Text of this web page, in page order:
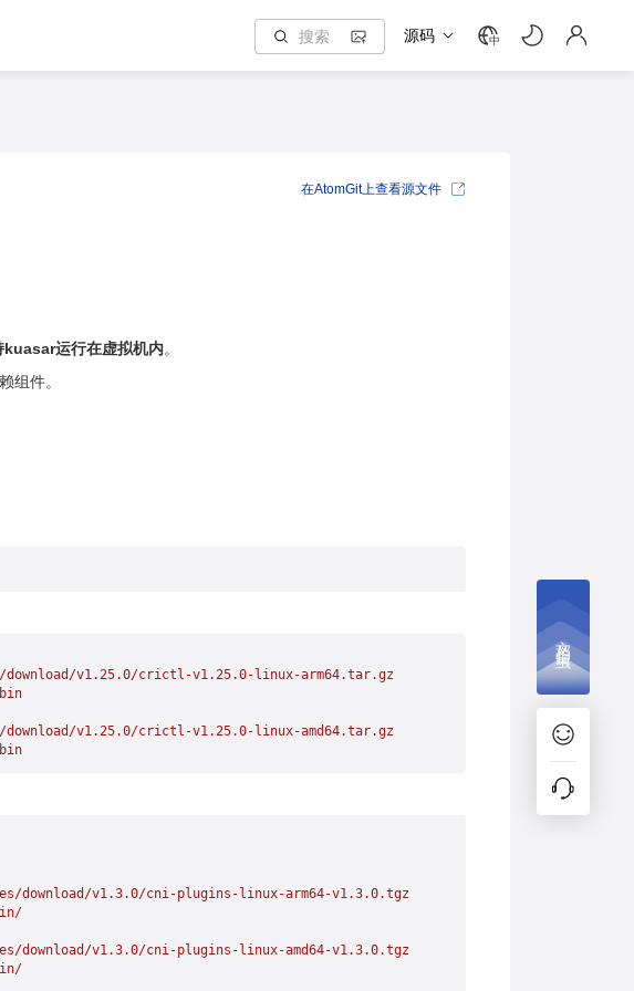
源码 中
kuasar运行在虚拟机内。
组件。
v1.25.0/crictl-v1.25.0-linux-arm64.tar.gz
v1.25.0/crictl-v1.25.0-linux-amd64.tar.gz
download/v1.3.0/cni-plugins-linux-arm64-v1.3.0.tgz
download/v1.3.0/cni-plugins-linux-amd64-v1.3.0.tgz
在AtomGit上查看源文件